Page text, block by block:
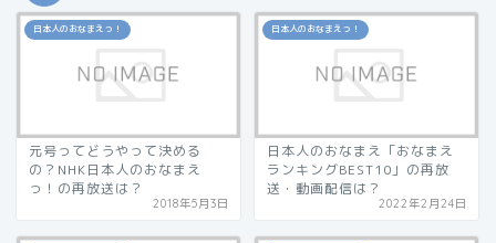
日本人のおなまえっ！
元号ってどうやって決める
の？NHK日本人のおなまえ
っ！の再放送は？
2018年5月3日
日本人のおなまえっ！
日本人のおなまえ「おなまえ
ランキングBEST10」の再放
送・動画配信は？
2022年2月24日